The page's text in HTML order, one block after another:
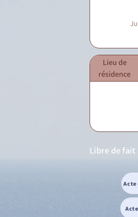
Lieu de
résidence
Libre de fait
Acte